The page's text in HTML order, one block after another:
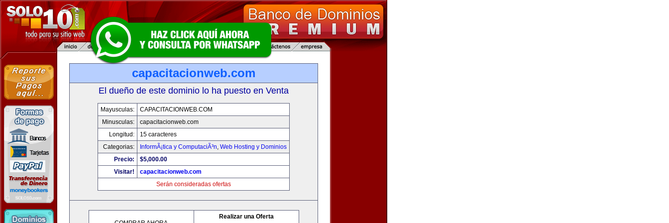
capacitacionweb.com
El dueño de este dominio lo ha puesto en Venta
Mayusculas:
CAPACITACIONWEB.COM
Minusculas:
capacitacionweb.com
Longitud:
15 caracteres
Categorias:
InformÃ¡tica y ComputaciÃ³n, Web Hosting y Dominios
Precio:
$5,000.00
Visitar!
capacitacionweb.com
Serán consideradas ofertas
Realizar una Oferta